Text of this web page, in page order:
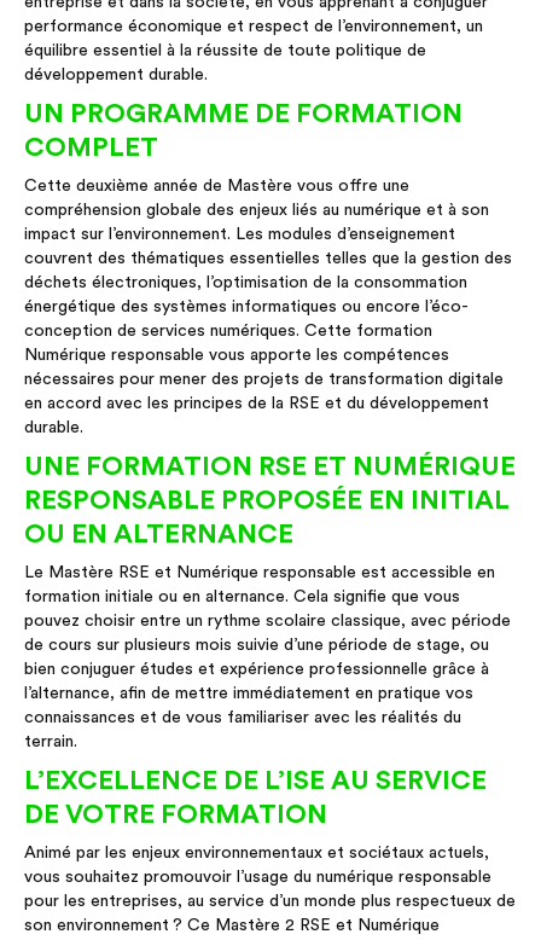
performance économique et respect de l’environnement, un
équilibre essentiel à la réussite de toute politique de
développement durable.
UN PROGRAMME DE FORMATION
COMPLET
Cette deuxième année de Mastère vous offre une
compréhension globale des enjeux liés au numérique et à son
impact sur l’environnement. Les modules d’enseignement
couvrent des thématiques essentielles telles que la gestion des
déchets électroniques, l’optimisation de la consommation
énergétique des systèmes informatiques ou encore l’éco-
conception de services numériques. Cette formation
Numérique responsable vous apporte les compétences
nécessaires pour mener des projets de transformation digitale
en accord avec les principes de la RSE et du développement
durable.
UNE FORMATION RSE ET NUMÉRIQUE
RESPONSABLE PROPOSÉE EN INITIAL
OU EN ALTERNANCE
Le Mastère RSE et Numérique responsable est accessible en
formation initiale ou en alternance. Cela signifie que vous
pouvez choisir entre un rythme scolaire classique, avec période
de cours sur plusieurs mois suivie d’une période de stage, ou
bien conjuguer études et expérience professionnelle grâce à
l’alternance, afin de mettre immédiatement en pratique vos
connaissances et de vous familiariser avec les réalités du
terrain.
L’EXCELLENCE DE L’ISE AU SERVICE
DE VOTRE FORMATION
Animé par les enjeux environnementaux et sociétaux actuels,
vous souhaitez promouvoir l’usage du numérique responsable
pour les entreprises, au service d’un monde plus respectueux de
son environnement ? Ce Mastère 2 RSE et Numérique